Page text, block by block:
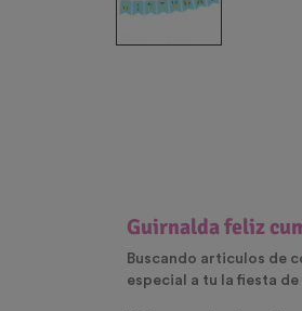
Guirnalda feliz
Buscando articulos de
especial a tu la fiesta